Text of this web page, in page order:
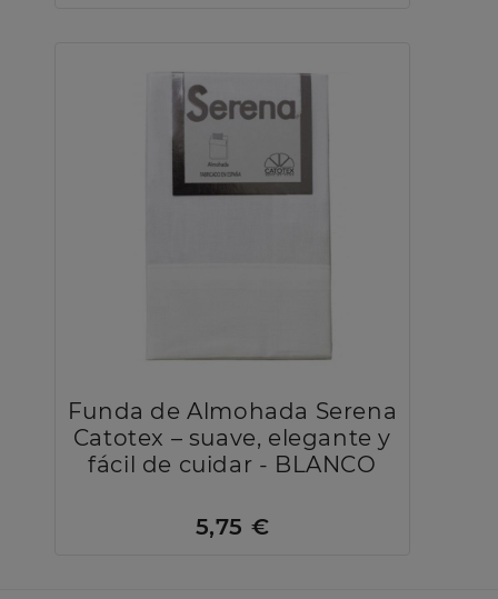
Funda de Almohada Serena
Catotex – suave, elegante y
fácil de cuidar - BLANCO
5,75 €